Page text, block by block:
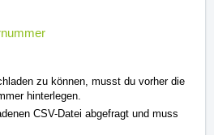
zu können, musst du vorher die
hinterlegen.
CSV-Datei abgefragt und muss